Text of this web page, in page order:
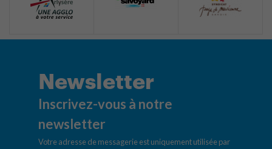
Newsletter
Inscrivez-vous à notre
newsletter
Votre adresse de messagerie est uniquement utilisée par